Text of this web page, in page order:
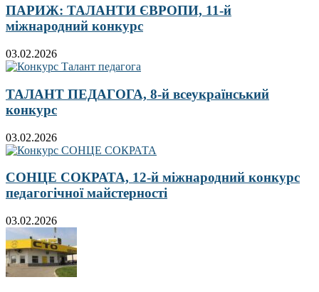
ПАРИЖ: ТАЛАНТИ ЄВРОПИ, 11-й
міжнародний конкурс
03.02.2026
ТАЛАНТ ПЕДАГОГА, 8-й всеукраїнський
конкурс
03.02.2026
СОНЦЕ СОКРАТА, 12-й міжнародний конкурс
педагогічної майстерності
03.02.2026